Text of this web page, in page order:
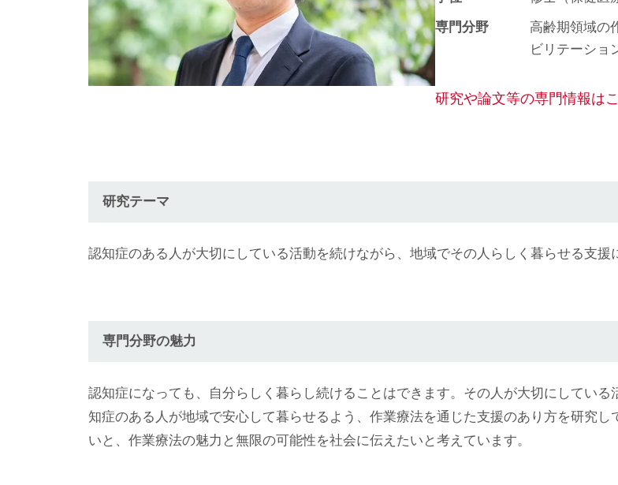
専門分野
高齢期領域の
ビリテーショ
研究や論文等の専門情報は
研究テーマ
認知症のある人が大切にしている活動を続けながら、地域でその人らしく暮らせる支援
専門分野の魅力
認知症になっても、自分らしく暮らし続けることはできます。その人が大切にしてい
知症のある人が地域で安心して暮らせるよう、作業療法を通じた支援のあり方を研究
いと、作業療法の魅力と無限の可能性を社会に伝えたいと考えています。